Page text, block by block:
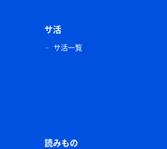
サ活
サ活一覧
読みもの